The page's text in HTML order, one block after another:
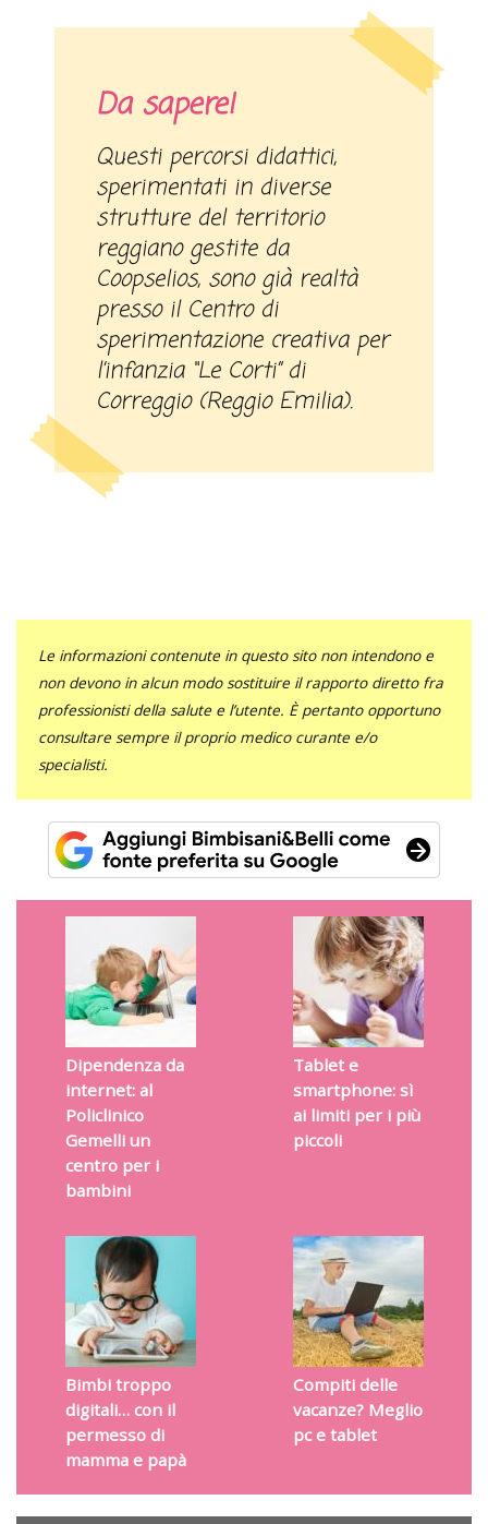
Da sapere!
Questi percorsi didattici,
sperimentati in diverse
strutture del territorio
reggiano gestite da
Coopselios, sono già realtà
presso il Centro di
sperimentazione creativa per
l’infanzia “Le Corti” di
Correggio (Reggio Emilia).
Le informazioni contenute in questo sito non intendono e
non devono in alcun modo sostituire il rapporto diretto fra
professionisti della salute e l’utente. È pertanto opportuno
consultare sempre il proprio medico curante e/o
specialisti.
Dipendenza da
internet: al
Policlinico
Gemelli un
centro per i
bambini
Tablet e
smartphone: sì
ai limiti per i più
piccoli
Bimbi troppo
digitali… con il
permesso di
mamma e papà
Compiti delle
vacanze? Meglio
pc e tablet